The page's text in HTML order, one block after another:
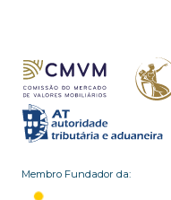
Membro Fundador da: